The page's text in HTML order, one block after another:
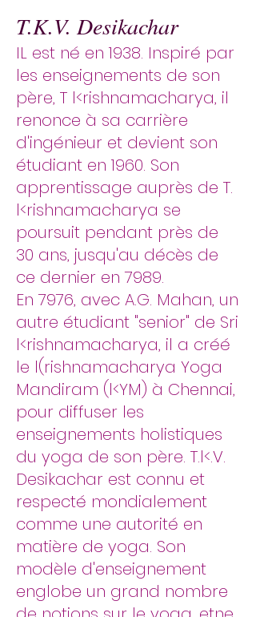
T.K.V. Desikachar
IL est né en 1938. Inspiré par
les enseignements de son
père, T l<rishnamacharya, il
renonce à sa carrière
d'ingénieur et devient son
étudiant en 1960. Son
apprentissage auprès de T.
l<rishnamacharya se
poursuit pendant près de
30 ans, jusqu'au décès de
ce dernier en 7989.
En 7976, avec A.G. Mahan, un
autre étudiant "senior" de Sri
l<rishnamacharya, il a créé
le l(rishnamacharya Yoga
Mandiram (l<YM) à Chennai,
pour diffuser les
enseignements holistiques
du yoga de son père. T.l<.V.
Desikachar est connu et
respecté mondialement
comme une autorité en
matière de yoga. Son
modèle d'enseignement
englobe un grand nombre